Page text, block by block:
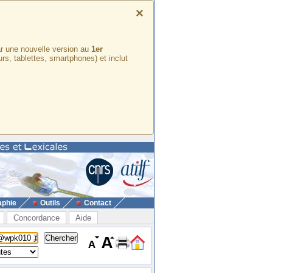
×
une nouvelle version au 1er
tablettes, smartphones) et inclut
Outils Contact
Concordance Aide